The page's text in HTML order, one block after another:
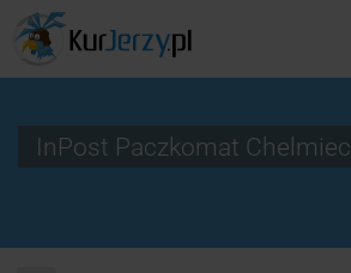
InPost Paczkomat Chelmiec